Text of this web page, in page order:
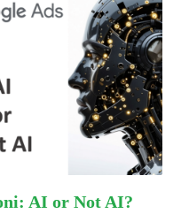
AI or Not AI?